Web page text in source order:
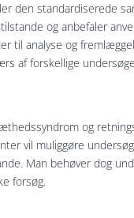
den standardiserede
og anbefaler
til analyse og
af forskellige
og
vil muliggøre
Man behøver dog
forsøg.